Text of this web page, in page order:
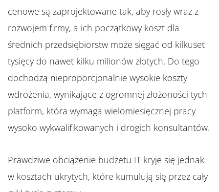
cenowe są zaprojektowane tak, aby rosły wraz z
rozwojem firmy, a ich początkowy koszt dla
średnich przedsiębiorstw może sięgać od kilkuset
tysięcy do nawet kilku milionów złotych. Do tego
dochodzą nieproporcjonalnie wysokie koszty
wdrożenia, wynikające z ogromnej złożoności tych
platform, która wymaga wielomiesięcznej pracy
wysoko wykwalifikowanych i drogich konsultantów.
Prawdziwe obciążenie budżetu IT kryje się jednak
w kosztach ukrytych, które kumulują się przez cały